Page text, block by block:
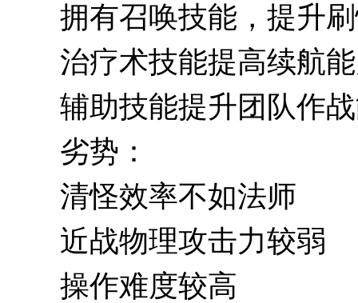
拥有召唤技能，提升
治疗术技能提高续航
辅助技能提升团队作
劣势：
清怪效率不如法师
近战物理攻击力较弱
操作难度较高